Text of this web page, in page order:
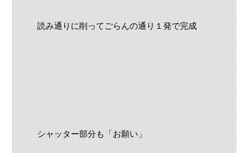
読み通りに削ってごらんの通り１発で完成
シャッター部分も「お願い」